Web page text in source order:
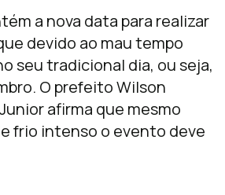
a nova data para realizar
devido ao mau tempo
seu tradicional dia, ou seja,
O prefeito Wilson
afirma que mesmo
frio intenso o evento deve